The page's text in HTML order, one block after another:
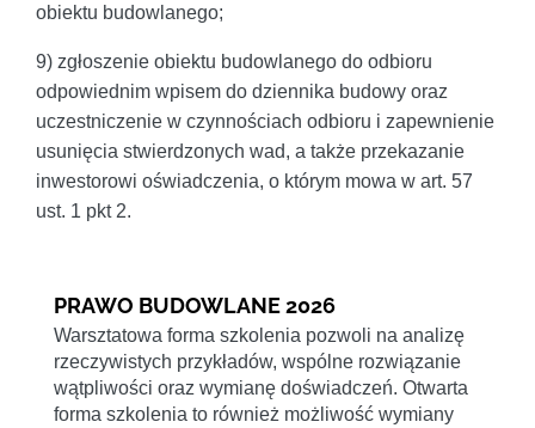
obiektu budowlanego;
9) zgłoszenie obiektu budowlanego do odbioru
odpowiednim wpisem do dziennika budowy oraz
uczestniczenie w czynnościach odbioru i zapewnienie
usunięcia stwierdzonych wad, a także przekazanie
inwestorowi oświadczenia, o którym mowa w art. 57
ust. 1 pkt 2.
PRAWO BUDOWLANE 2026
Warsztatowa forma szkolenia pozwoli na analizę
rzeczywistych przykładów, wspólne rozwiązanie
wątpliwości oraz wymianę doświadczeń. Otwarta
forma szkolenia to również możliwość wymiany